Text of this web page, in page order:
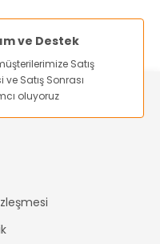
ve Destek
Satış
ve Satış Sonrası
oluyoruz